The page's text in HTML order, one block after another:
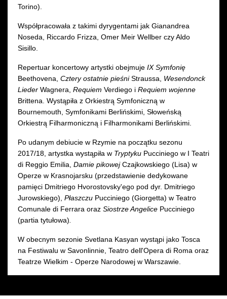
Torino).
Współpracowała z takimi dyrygentami jak Gianandrea
Noseda, Riccardo Frizza, Omer Meir Wellber czy Aldo
Sisillo.
Repertuar koncertowy artystki obejmuje IX Symfonię
Beethovena, Cztery ostatnie pieśniStraussa, Wesendonck
Lieder Wagnera, Requiem Verdiego i Requiem wojenne
Brittena. Wystąpiła z Orkiestrą Symfoniczną w
Bournemouth, Symfonikami Berlińskimi, Słoweńską
Orkiestrą Filharmoniczną i Filharmonikami Berlińskimi.
Po udanym debiucie w Rzymie na początku sezonu
2017/18, artystka wystąpiła w Tryptyku Pucciniego w I Teatri
di Reggio Emilia, Damie pikowejCzajkowskiego (Lisa) w
Operze w Krasnojarsku (przedstawienie dedykowane
pamięci Dmitriego Hvorostovsky'ego pod dyr. Dmitriego
Jurowskiego), Płaszczu Pucciniego (Giorgetta) w Teatro
Comunale di Ferrara oraz Siostrze Angelice Pucciniego
(partia tytułowa)
W obecnym sezonie Svetlana Kasyan wystąpi jako Tosca
na Festiwalu w Savonlinnie, Teatro dell'Opera di Roma oraz
Teatrze Wielkim - Operze Narodowej w Warszawie.